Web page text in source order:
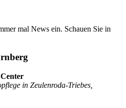
mal News ein. Schauen Sie in
in Zeulenroda-Triebes,